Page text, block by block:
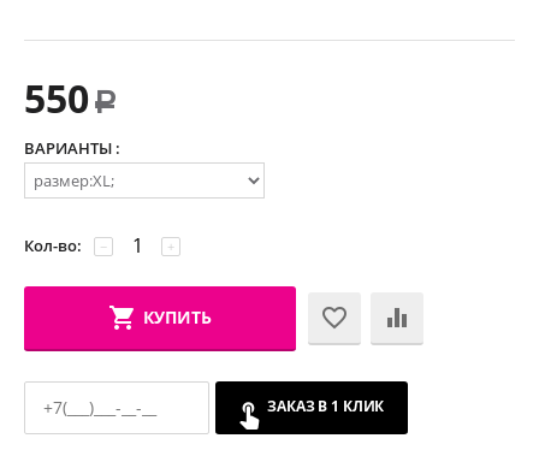
550 Р
ВАРИАНТЫ :
Кол-во: +
−
КУПИТЬ
ЗАКАЗ В 1 КЛИК